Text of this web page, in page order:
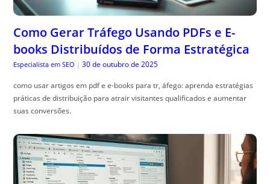
Como Gerar Tráfego Usando PDFs e E-
books Distribuídos de Forma Estratégica
Especialista em SEO | 30 de outubro de 2025
como usar artigos em pdf e e-books para tr, áfego: aprenda estratégias
práticas de distribuição para atrair visitantes qualificados e aumentar
suas conversões.